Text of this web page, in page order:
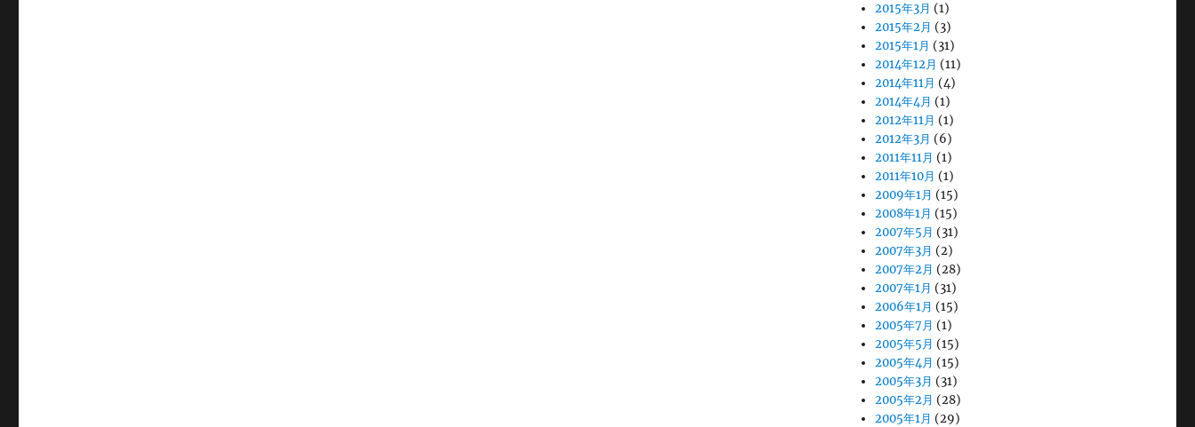
2015年3月 (1)
2015年2月 (3)
2015年1月 (31)
2014年12月 (11)
2014年11月 (4)
2014年4月 (1)
2012年11月 (1)
2012年3月 (6)
2011年11月 (1)
2011年10月 (1)
2009年1月 (15)
2008年1月 (15)
2007年5月 (31)
2007年3月 (2)
2007年2月 (28)
2007年1月 (31)
2006年1月 (15)
2005年7月 (1)
2005年5月 (15)
2005年4月 (15)
2005年3月 (31)
2005年2月 (28)
2005年1月 (29)